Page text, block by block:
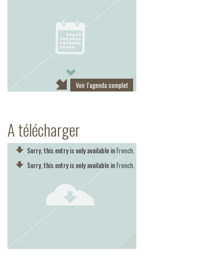
Voir l'agenda complet
A télécharger
Sorry, this entry is only available inFrench
Sorry, this entry is only available inFrench